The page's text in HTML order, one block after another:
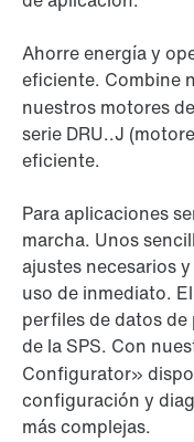
Ahorre energía y
eficiente. Combine
nuestros motores
serie DRU..J
eficiente.
Para aplicaciones
marcha. Unos
ajustes necesarios
uso de inmediato.
perfiles de datos
de la SPS. Con
Configurator»
configuración y
más complejas.